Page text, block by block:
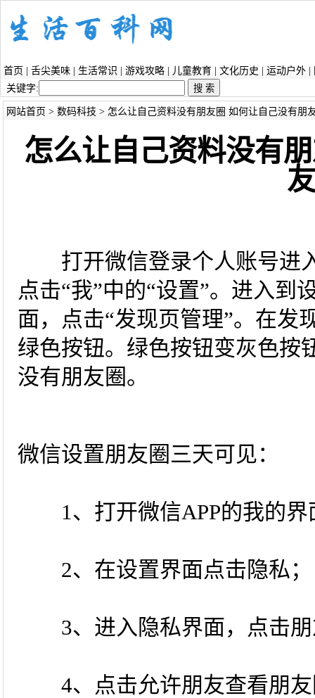
首页 舌尖美味 生活常识 游戏攻略 儿童教育 文化历史 运动户外
关键字:
网站首页 > 数码科技 > 怎么让自己资料没有朋友圈 如何让自己没有朋
怎么让自己资料没有
打开微信登录个人账号进入
点击“我”中的“设置”。进入到
面，点击“发现页管理”。在发
绿色按钮。绿色按钮变灰色按
没有朋友圈。
微信设置朋友圈三天可见：
1、打开微信APP的我的界
2、在设置界面点击隐私；
3、进入隐私界面，点击朋
4、点击允许朋友查看朋友